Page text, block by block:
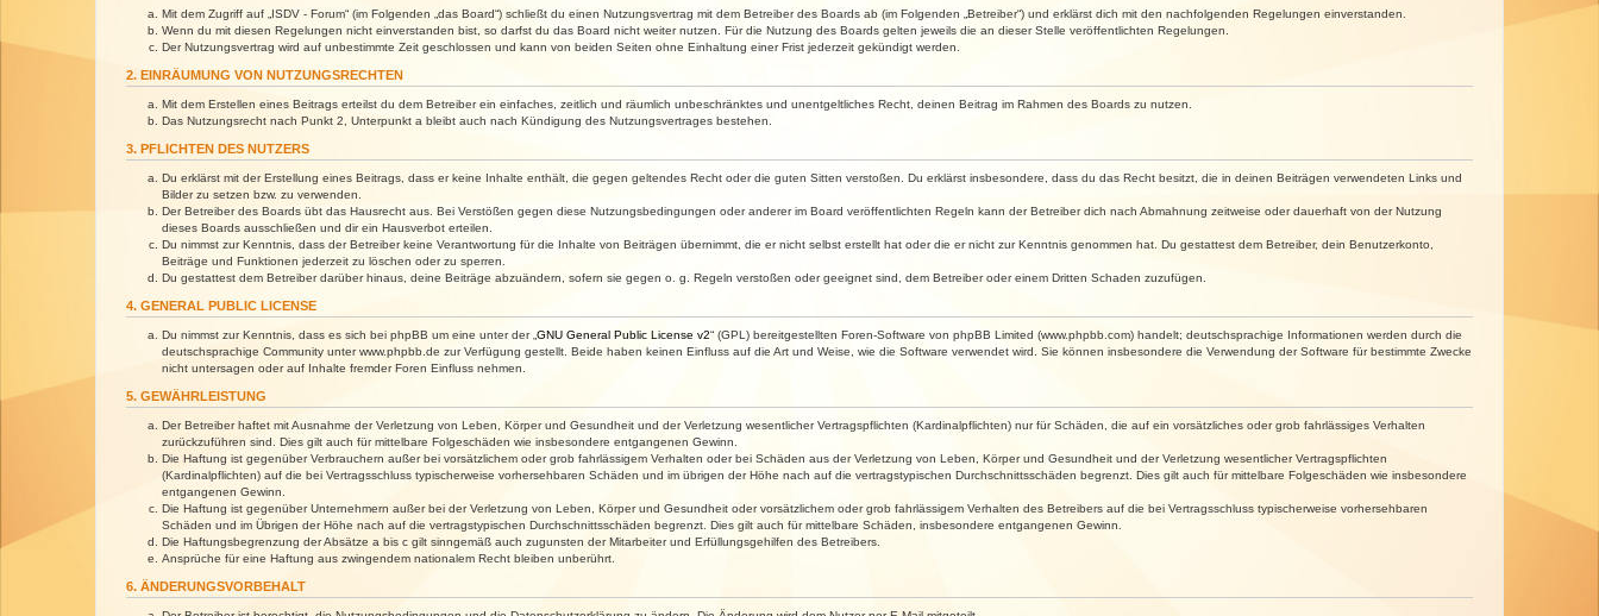
Mit dem Zugriff auf „ISDV - Forum“ (im Folgenden „das Board“) schließt du einen Nutzungsvertrag mit dem Betreiber des Boards ab (im Folgenden „Betreiber“) und erklärst dich mit den nachfolgenden Regelungen einverstanden.
Wenn du mit diesen Regelungen nicht einverstanden bist, so darfst du das Board nicht weiter nutzen. Für die Nutzung des Boards gelten jeweils die an dieser Stelle veröffentlichten Regelungen.
Der Nutzungsvertrag wird auf unbestimmte Zeit geschlossen und kann von beiden Seiten ohne Einhaltung einer Frist jederzeit gekündigt werden.
2. EINRÄUMUNG VON NUTZUNGSRECHTEN
Mit dem Erstellen eines Beitrags erteilst du dem Betreiber ein einfaches, zeitlich und räumlich unbeschränktes und unentgeltliches Recht, deinen Beitrag im Rahmen des Boards zu nutzen.
Das Nutzungsrecht nach Punkt 2, Unterpunkt a bleibt auch nach Kündigung des Nutzungsvertrages bestehen.
3. PFLICHTEN DES NUTZERS
Du erklärst mit der Erstellung eines Beitrags, dass er keine Inhalte enthält, die gegen geltendes Recht oder die guten Sitten verstoßen. Du erklärst insbesondere, dass du das Recht besitzt, die in deinen Beiträgen verwendeten Links und
Bilder zu setzen bzw. zu verwenden.
Der Betreiber des Boards übt das Hausrecht aus. Bei Verstößen gegen diese Nutzungsbedingungen oder anderer im Board veröffentlichten Regeln kann der Betreiber dich nach Abmahnung zeitweise oder dauerhaft von der Nutzung
dieses Boards ausschließen und dir ein Hausverbot erteilen.
Du nimmst zur Kenntnis, dass der Betreiber keine Verantwortung für die Inhalte von Beiträgen übernimmt, die er nicht selbst erstellt hat oder die er nicht zur Kenntnis genommen hat. Du gestattest dem Betreiber, dein Benutzerkonto,
Beiträge und Funktionen jederzeit zu löschen oder zu sperren.
Du gestattest dem Betreiber darüber hinaus, deine Beiträge abzuändern, sofern sie gegen o. g. Regeln verstoßen oder geeignet sind, dem Betreiber oder einem Dritten Schaden zuzufügen.
4. GENERAL PUBLIC LICENSE
Du nimmst zur Kenntnis, dass es sich bei phpBB um eine unter der „ GNU General Public License v2“ (GPL) bereitgestellten Foren-Software von phpBB Limited (www.phpbb.com) handelt; deutschsprachige Informationen werden durch die
deutschsprachige Community unter www.phpbb.de zur Verfügung gestellt. Beide haben keinen Einfluss auf die Art und Weise, wie die Software verwendet wird. Sie können insbesondere die Verwendung der Software für bestimmte Zwecke
nicht untersagen oder auf Inhalte fremder Foren Einfluss nehmen.
5. GEWÄHRLEISTUNG
Der Betreiber haftet mit Ausnahme der Verletzung von Leben, Körper und Gesundheit und der Verletzung wesentlicher Vertragspflichten (Kardinalpflichten) nur für Schäden, die auf ein vorsätzliches oder grob fahrlässiges Verhalten
zurückzuführen sind. Dies gilt auch für mittelbare Folgeschäden wie insbesondere entgangenen Gewinn.
Die Haftung ist gegenüber Verbrauchern außer bei vorsätzlichem oder grob fahrlässigem Verhalten oder bei Schäden aus der Verletzung von Leben, Körper und Gesundheit und der Verletzung wesentlicher Vertragspflichten
(Kardinalpflichten) auf die bei Vertragsschluss typischerweise vorhersehbaren Schäden und im übrigen der Höhe nach auf die vertragstypischen Durchschnittsschäden begrenzt. Dies gilt auch für mittelbare Folgeschäden wie insbesondere
entgangenen Gewinn.
Die Haftung ist gegenüber Unternehmern außer bei der Verletzung von Leben, Körper und Gesundheit oder vorsätzlichem oder grob fahrlässigem Verhalten des Betreibers auf die bei Vertragsschluss typischerweise vorhersehbaren
Schäden und im Übrigen der Höhe nach auf die vertragstypischen Durchschnittsschäden begrenzt. Dies gilt auch für mittelbare Schäden, insbesondere entgangenen Gewinn.
Die Haftungsbegrenzung der Absätze a bis c gilt sinngemäß auch zugunsten der Mitarbeiter und Erfüllungsgehilfen des Betreibers.
Ansprüche für eine Haftung aus zwingendem nationalem Recht bleiben unberührt.
6. ÄNDERUNGSVORBEHALT